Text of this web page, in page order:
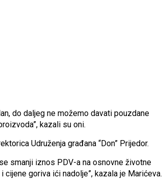
do daljeg ne možemo davati pouzdane
kazali su oni.
Udruženja građana “Don” Prijedor.
smanji iznos PDV-a na osnovne životne
goriva ići nadolje”, kazala je Marićeva.